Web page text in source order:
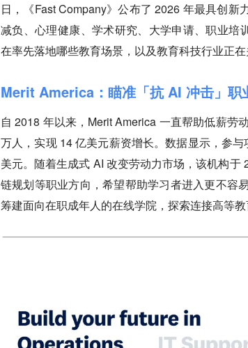
日，《Fast Company》公布了 2026 年最具创
减负、心理健康、学术研究、大学申请、职业培
在率先落地哪些教育场景，以及教育科技行业正在
Merit America：瞄准「抗 AI 冲击」职
自 2018 年以来，Merit America 一直帮助低薪
万人，实现 14 亿美元薪资增长。数据显示，参
美元。随着生成式 AI 改变劳动力市场，该机构
链规划等职业方向，希望帮助学习者进入更不容
筹建面向在职成年人的在线学院，探索连接高等教